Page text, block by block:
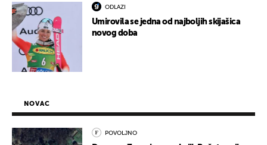
ODLAZI
Umirovila se jedna od najboljih skijašica
novog doba
NOVAC
POVOLJNO